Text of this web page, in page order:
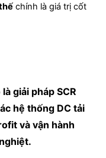
chính là giá trị cốt
giải pháp SCR
hệ thống DC tải
và vận hành